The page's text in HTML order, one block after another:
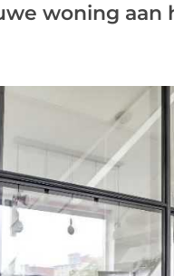
woning aan